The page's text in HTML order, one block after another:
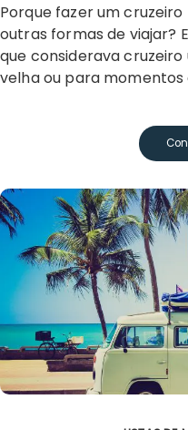
Porque fazer um cruzeiro no Caribe quando há tantas
outras formas de viajar?
que considerava
velha ou para